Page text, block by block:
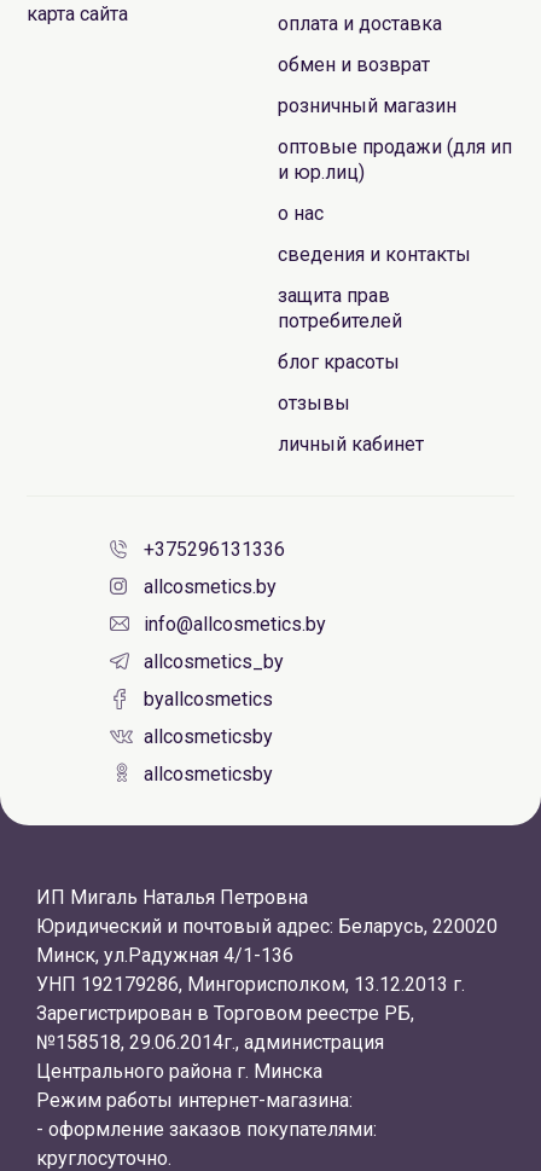
карта сайта
оплата и доставка
обмен и возврат
розничный магазин
оптовые продажи (для ип
и юр.лиц)
о нас
сведения и контакты
защита прав
потребителей
блог красоты
отзывы
личный кабинет
+375296131336
allcosmetics.by
info@allcosmetics.by
allcosmetics_by
byallcosmetics
allcosmeticsby
allcosmeticsby
ИП Мигаль Наталья Петровна
Юридический и почтовый адрес: Беларусь, 220020
Минск, ул.Радужная 4/1-136
УНП 192179286, Мингорисполком, 13.12.2013 г.
Зарегистрирован в Торговом реестре РБ,
№158518, 29.06.2014г., администрация
Центрального района г. Минска
Режим работы интернет-магазина:
- оформление заказов покупателями:
круглосуточно.